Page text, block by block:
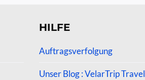
HILFE
Auftragsverfolgung
Unser Blog : VelarTrip Travel